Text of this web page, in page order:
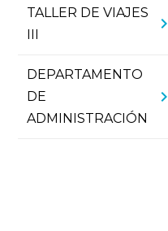
TALLER DE VIAJES
chevron_right
DEPARTAMENTO
DE
ADMINISTRACIÓN
chevron_right